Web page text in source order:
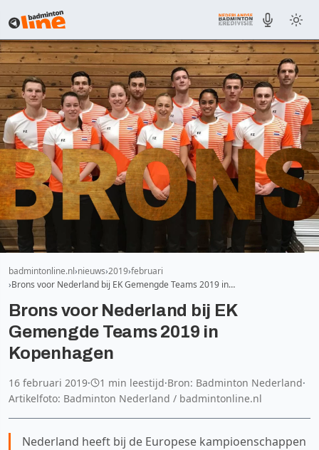
badmintonline.nl nieuws 2019 februari
Brons voor Nederland bij EK Gemengde Teams 2019 in…
Brons voor Nederland bij EK
Gemengde Teams 2019 in
Kopenhagen
16 februari 2019· 1 min leestijd·Bron: Badminton Nederland·
Artikelfoto: Badminton Nederland / badmintonline.nl
Nederland heeft bij de Europese kampioenschappen